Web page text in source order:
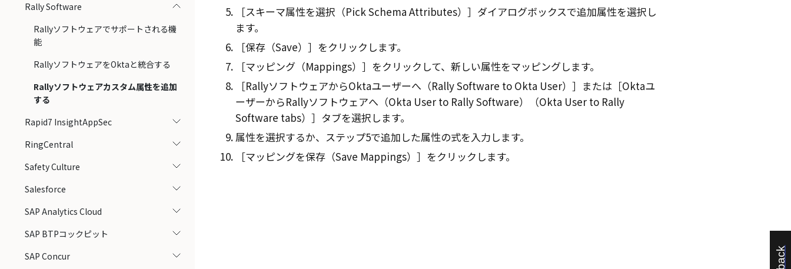
Rally Software
Rallyソフトウェアでサポートされる機
能
RallyソフトウェアをOktaと統合する
Rallyソフトウェアカスタム属性を追加
する
Rapid7 InsightAppSec
RingCentral
Safety Culture
Salesforce
SAP Analytics Cloud
SAP BTPコックピット
SAP Concur
スキーマ属性を選択（Pick Schema Attributes）
ダイアログボックスで追加属性を選択し
ます。
保存（Save）
をクリックします。
マッピング（Mappings）
をクリックして、新しい属性をマッピングします。
RallyソフトウェアからOktaユーザーへ（Rally Software to Okta User）
または
Oktaユ
ーザーからRallyソフトウェアへ（Okta User to Rally Software）（Okta User to Rally
Software tabs）
タブを選択します。
属性を選択するか、ステップ5で追加した属性の式を入力します。
マッピングを保存（Save Mappings）
をクリックします。